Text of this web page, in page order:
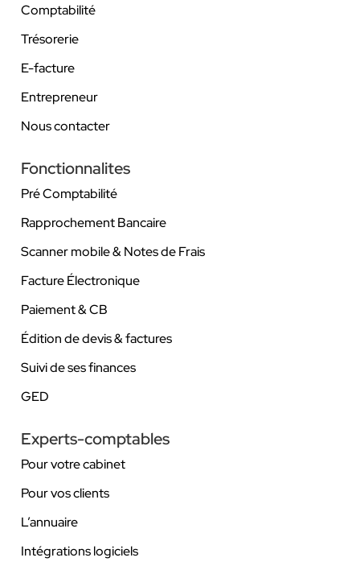
Comptabilité
Trésorerie
E-facture
Entrepreneur
Nous contacter
Fonctionnalites
Pré Comptabilité
Rapprochement Bancaire
Scanner mobile & Notes de Frais
Facture Électronique
Paiement & CB
Édition de devis & factures
Suivi de ses finances
GED
Experts-comptables
Pour votre cabinet
Pour vos clients
L’annuaire
Intégrations logiciels